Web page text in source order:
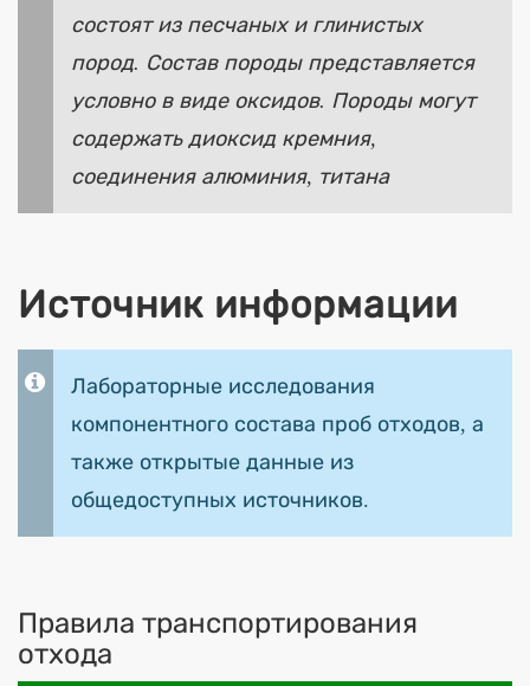
состоят из песчаных и глинистых
пород. Состав породы представляется
условно в виде оксидов. Породы могут
содержать диоксид кремния,
соединения алюминия, титана
Источник информации
Лабораторные исследования
компонентного состава проб отходов, а
также открытые данные из
общедоступных источников.
Правила транспортирования
отхода